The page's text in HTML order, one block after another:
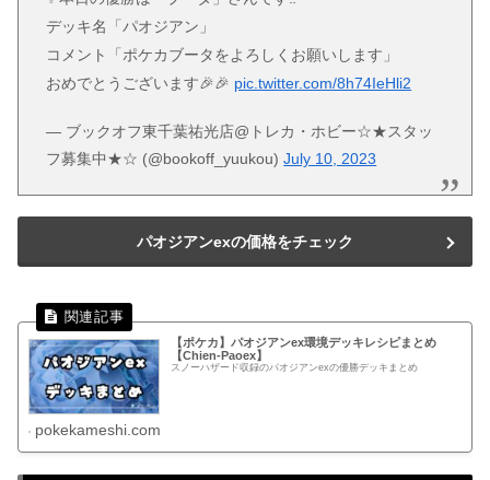
デッキ名「パオジアン」
コメント「ポケカブータをよろしくお願いします」
おめでとうございます🎉🎉 pic.twitter.com/8h74IeHli2
— ブックオフ東千葉祐光店@トレカ・ホビー☆★スタッ
フ募集中★☆ (@bookoff_yuukou)July 10, 2023
パオジアンexの価格をチェック
【ポケカ】パオジアンex環境デッキレシピまとめ
【Chien-Paoex】
スノーハザード収録のパオジアンexの優勝デッキまとめ
pokekameshi.com